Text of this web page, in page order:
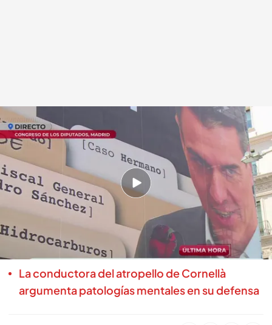
Imagen de la lona publicitaria de Hazte oír
En boca de todos
El cartel pertenece a la asociación de
ultraderecha Hazte oír y muestra una imagen
de Pedro Sánchez simulando a Vito Corleone
de la película ‘El Padrino’
La conductora del atropello de Cornellà
argumenta patologías mentales en su defensa